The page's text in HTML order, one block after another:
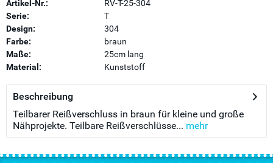
Artikel-Nr.:
RV-T-25-304
Serie:
T
Design:
304
Farbe:
braun
Maße:
25cm lang
Material:
Kunststoff
Beschreibung
Teilbarer Reißverschluss in braun für kleine und große
Nähprojekte. Teilbare Reißverschlüsse... mehr